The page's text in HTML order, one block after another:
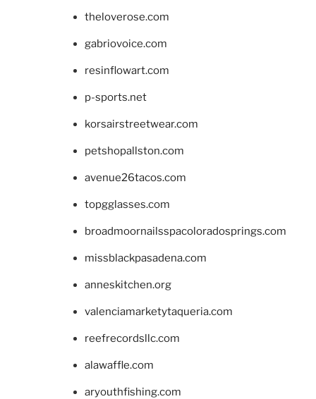
theloverose.com
gabriovoice.com
resinflowart.com
p-sports.net
korsairstreetwear.com
petshopallston.com
avenue26tacos.com
topgglasses.com
broadmoornailsspacoloradosprings.com
missblackpasadena.com
anneskitchen.org
valenciamarketytaqueria.com
reefrecordsllc.com
alawaffle.com
aryouthfishing.com